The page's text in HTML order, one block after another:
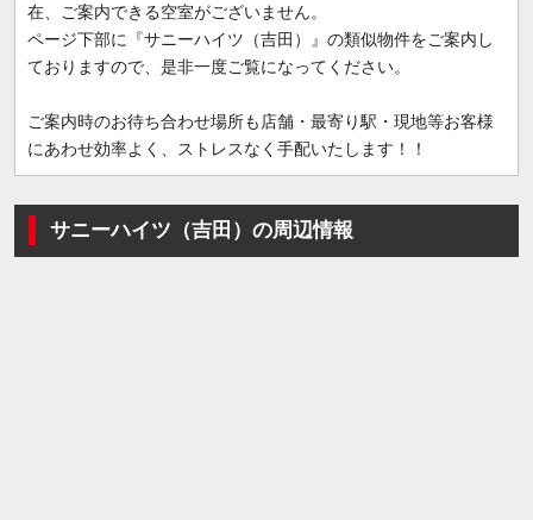
在、ご案内できる空室がございません。
ページ下部に『サニーハイツ（吉田）』の類似物件をご案内し
ておりますので、是非一度ご覧になってください。
ご案内時のお待ち合わせ場所も店舗・最寄り駅・現地等お客様
にあわせ効率よく、ストレスなく手配いたします！！
サニーハイツ（吉田）の周辺情報